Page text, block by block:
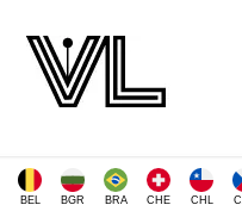
BEL BGR BRA CHE CHL